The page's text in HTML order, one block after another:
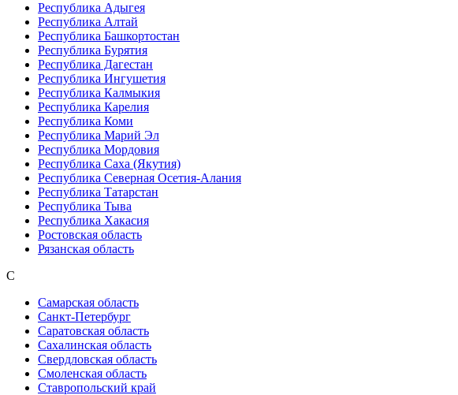
Республика Адыгея
Республика Алтай
Республика Башкортостан
Республика Бурятия
Республика Дагестан
Республика Ингушетия
Республика Калмыкия
Республика Карелия
Республика Коми
Республика Марий Эл
Республика Мордовия
Республика Саха (Якутия)
Республика Северная Осетия-Алания
Республика Татарстан
Республика Тыва
Республика Хакасия
Ростовская область
Рязанская область
С
Самарская область
Санкт-Петербург
Саратовская область
Сахалинская область
Свердловская область
Смоленская область
Ставропольский край